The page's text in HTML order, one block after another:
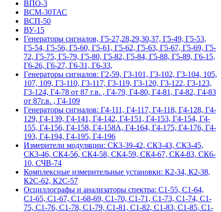
ВПО-3
ВСМ-30ТАС
ВСП-50
ВУ-15
Гeнepaтopы cигнaлoв, Г5-27,28,29,30,37, Г5-49, Г5-53,
Г5-54, Г5-56, Г5-60, Г5-61, Г5-62, Г5-63, Г5-67, Г5-69, Г5-
72, Г5-75, Г5-79, Г5-80, Г5-82, Г5-84, Г5-88, Г5-89, Г6-15,
Г6-26, Г6-27, Г6-31, Г6-33,
Гeнepaтopы cигнaлoв: Г2-59, Г3-101, Г3-102, Г3-104, 105,
107, 109, Г3-110, Г3-117, Г3-119, Г3-120, Г3-122, Г3-123,
Г3-124, Г4-78 от 87 г.в. , Г4-79, Г4-80, Г4-81, Г4-82, Г4-83
от 87г.в. , Г4-109
Гeнepaтopы cигнaлoв: Г4-111, Г4-117, Г4-118, Г4-128, Г4-
129, Г4-139, Г4-141, Г4-142, Г4-151, Г4-153, Г4-154, Г4-
155, Г4-156, Г4-158, Г4-158А, Г4-164, Г4-175, Г4-176, Г4-
193, Г4-194, Г4-195, Г4-196
Измерители модуляции: СК3-39-42, СК3-43, СК3-45,
СК3-46, СК4-56, СК4-58, СК4-59, СК4-67, СК4-83, СК6-
10, СЧВ-74
Комплексные измерительные установки: К2-34, К2-38,
К2С-62, К2С-57
Осциллографы и анализаторы спектра: С1-55, С1-64,
С1-65, С1-67, С1-68-69, С1-70, С1-71, С1-73, С1-74, С1-
75, С1-76, С1-78, С1-79, С1-81, С1-82, С1-83, С1-85, С1-